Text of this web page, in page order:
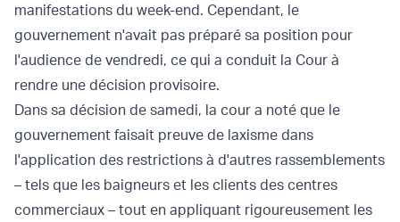
manifestations du week-end. Cependant, le
gouvernement n'avait pas préparé sa position pour
l'audience de vendredi, ce qui a conduit la Cour à
rendre une décision provisoire.
Dans sa décision de samedi, la cour a noté que le
gouvernement faisait preuve de laxisme dans
l'application des restrictions à d'autres rassemblements
– tels que les baigneurs et les clients des centres
commerciaux – tout en appliquant rigoureusement les